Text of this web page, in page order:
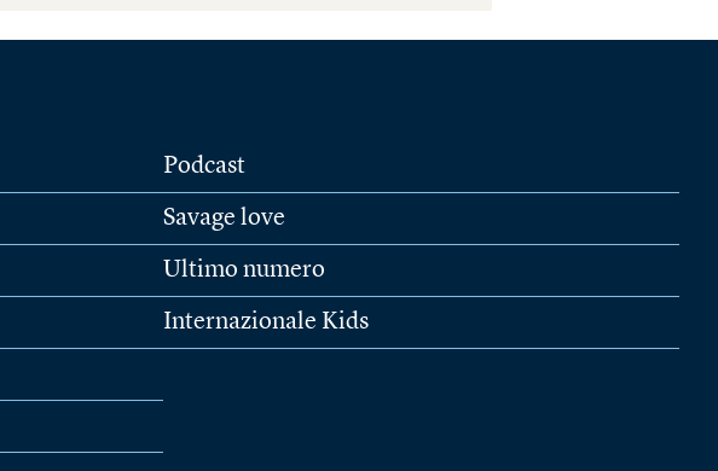
Podcast
Savage love
Ultimo numero
Internazionale Kids